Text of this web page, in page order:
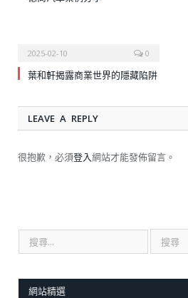
2025-02-10 0
葉和軒揭露商業世界的隱藏陷阱
LEAVE A REPLY
很抱歉，必須登入網站才能發佈留言。
網站精選